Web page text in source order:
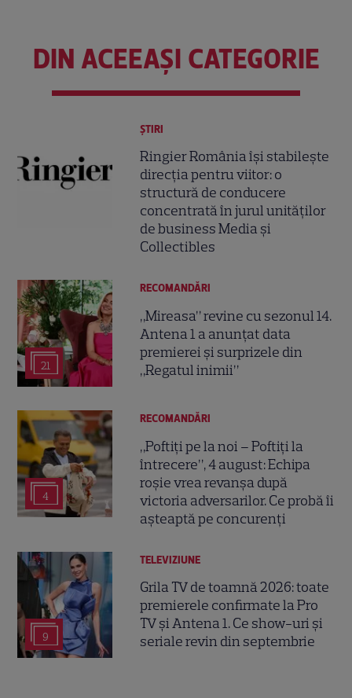
DIN ACEEAȘI CATEGORIE
ȘTIRI
Ringier România își stabilește
direcția pentru viitor: o
structură de conducere
concentrată în jurul unităților
de business Media și
Collectibles
21
RECOMANDĂRI
„Mireasa” revine cu sezonul 14.
Antena 1 a anunțat data
premierei și surprizele din
„Regatul inimii”
4
RECOMANDĂRI
„Poftiți pe la noi – Poftiți la
întrecere”, 4 august: Echipa
roșie vrea revanșa după
victoria adversarilor. Ce probă îi
așteaptă pe concurenți
9
TELEVIZIUNE
Grila TV de toamnă 2026: toate
premierele confirmate la Pro
TV și Antena 1. Ce show-uri și
seriale revin din septembrie